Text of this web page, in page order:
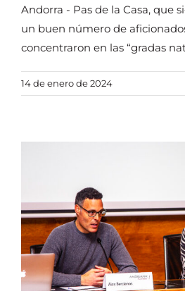
Andorra - Pas de la Casa, que
un buen número de
concentraron en las “gradas
14 de enero de 2024